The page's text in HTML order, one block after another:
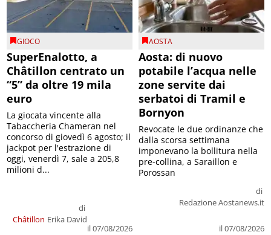
GIOCO
SuperEnalotto, a
Châtillon centrato un
“5” da oltre 19 mila
euro
Châtillon
di
Erika David
il 07/08/2026
La giocata vincente alla
Tabaccheria Chameran nel
concorso di giovedì 6 agosto; il
jackpot per l'estrazione di
oggi, venerdì 7, sale a 205,8
milioni d...
AOSTA
Aosta: di nuovo
potabile l’acqua nelle
zone servite dai
serbatoi di Tramil e
Bornyon
di
Redazione Aostanews.it
il 07/08/2026
Revocate le due ordinanze che
dalla scorsa settimana
imponevano la bollitura nella
pre-collina, a Saraillon e
Porossan